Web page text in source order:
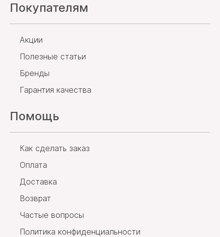
Покупателям
Акции
Полезные статьи
Бренды
Гарантия качества
Помощь
Как сделать заказ
Оплата
Доставка
Возврат
Частые вопросы
Политика конфиденциальности